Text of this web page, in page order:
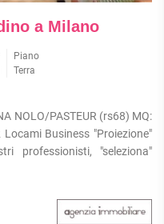
a Milano
Piano
Terra
NOLO/PASTEUR (rs68) MQ:
Locami Business "Proiezione"
professionisti, "seleziona"